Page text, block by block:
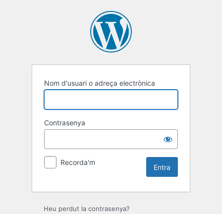
Nom d'usuari o adreça electrònica
Contrasenya
Recorda'm
Heu perdut la contrasenya?